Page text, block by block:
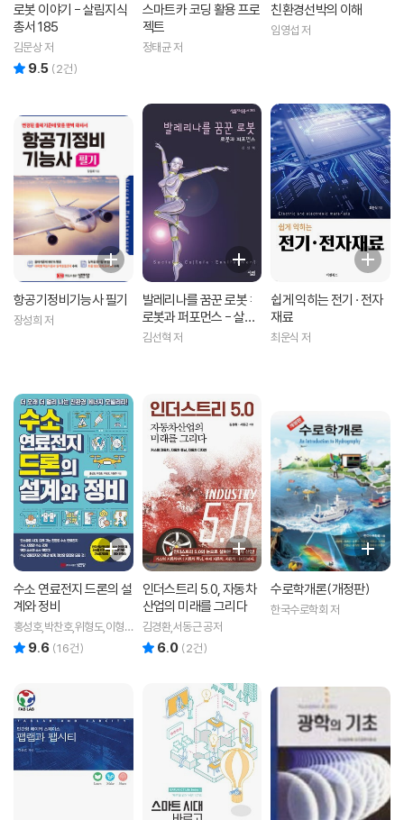
로봇 이야기 - 살림지식
총서 185
김문상 저
9.5 (2건)
스마트카 코딩 활용 프로
젝트
정태균 저
친환경선박의 이해
임영섭 저
항공기정비기능사 필기
장성희 저
발레리나를 꿈꾼 로봇 :
로봇과 퍼포먼스 - 살림
지식총서 365
김선혁 저
쉽게 익히는 전기 · 전자
재료
최운식 저
수소 연료전지 드론의 설
계와 정비
홍성호,박찬호,위형도,이형
주 공저
9.6 (16건)
인더스트리 5.0, 자동차
산업의 미래를 그리다
김경환,서동근 공저
6.0 (2건)
수로학개론(개정판)
한국수로학회 저